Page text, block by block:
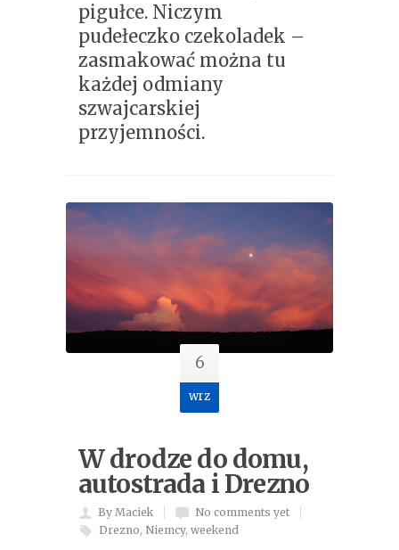
pigułce. Niczym
pudełeczko czekoladek –
zasmakować można tu
każdej odmiany
szwajcarskiej
przyjemności.
6
wrz
W drodze do domu,
autostrada i Drezno
By Maciek
No comments yet
Drezno, Niemcy, weekend